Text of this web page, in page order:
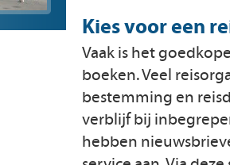
Kies voor een
Vaak is het
boeken. Veel
bestemming en
verblijf bij
hebben